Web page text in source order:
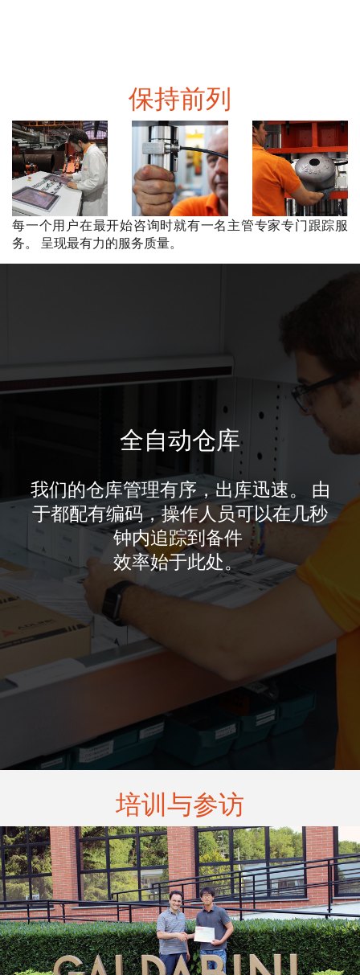
保持前列
每一个用户在最开始咨询时就有一名主管专家专门跟踪服
务。 呈现最有力的服务质量。
全自动仓库
我们的仓库管理有序，出库迅速。 由
于都配有编码，操作人员可以在几秒
钟内追踪到备件
效率始于此处。
培训与参访